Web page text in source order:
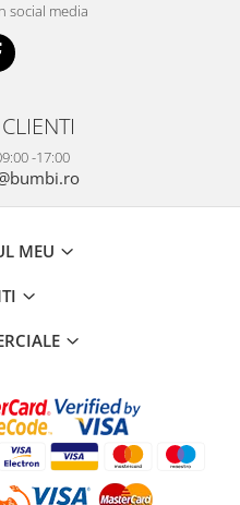
social media
-17:00
MEU